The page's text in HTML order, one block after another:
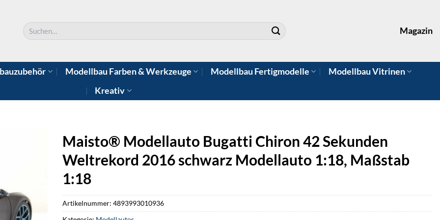
Suchen
nach:
Magazin
Modellbau Farben & Werkzeuge Modellbau Fertigmodelle
Modellbau Vitrinen
Kreativ
Maisto® Modellauto Bugatti Chiron 42 Sekunden
Weltrekord 2016 schwarz Modellauto 1:18, Maßstab
1:18
Artikelnummer: 4893993010936